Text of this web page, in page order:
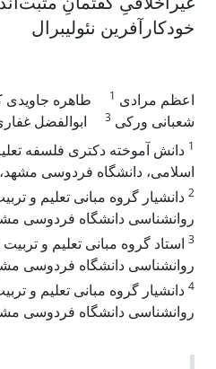
خودکارآفرین نئولیبرال
اعظم مرادی 1 طاهره جاویدی
شعبانی ورکی 3 ابوالفضل
1 دانش آموخته دکتری فلسفه
اسلامی، دانشگاه فردوسی
2 دانشیار گروه مبانی تعلیم و
روانشناسی دانشگاه فردوسی
3 استاد گروه مبانی تعلیم و
روانشناسی دانشگاه فردوسی
4 دانشیار گروه مبانی تعلیم و
روانشناسی دانشگاه فردوسی